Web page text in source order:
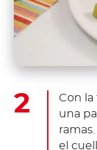
Con
una
el